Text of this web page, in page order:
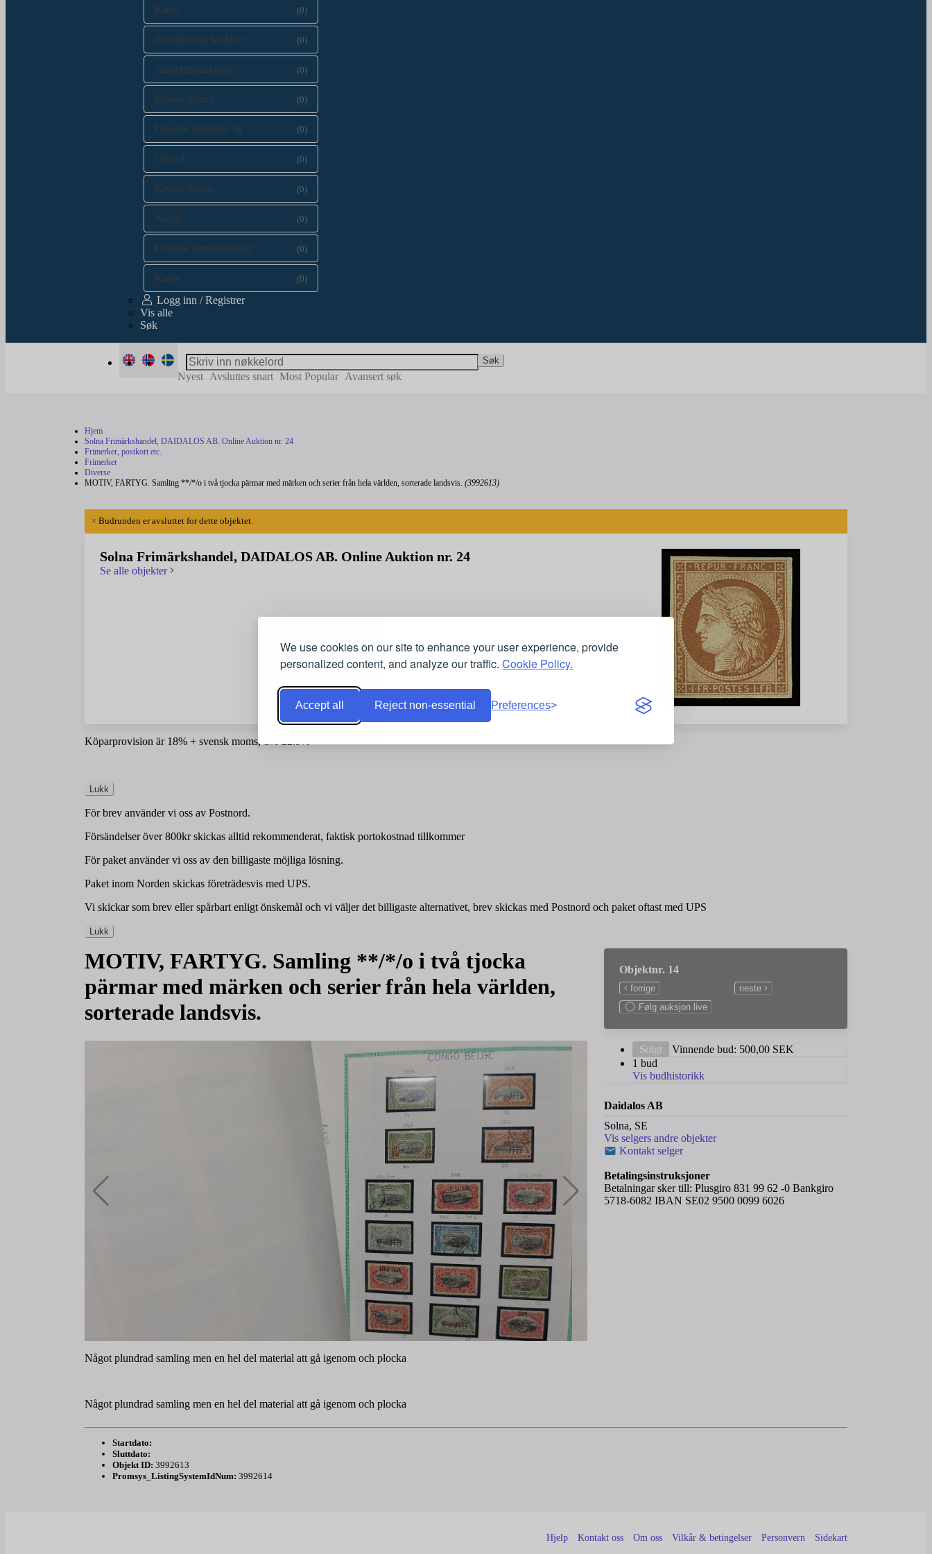
We use cookies on our site to enhance your user experience, provide
personalized content, and analyze our traffic. Cookie Policy.
Accept all Reject non-essential Preferences
Kunst (0)
Smykker og klokker (0)
Jubileumsauksjon (0)
Kasser utland (0)
Diverse rekvisita og kataloger (0)
Utland (0)
Kasser Norge (0)
Norge (0)
Diverse samleobjekter (0)
Kasse (0)
Logg inn / Registrer
Vis alle
Søk
Søk
Nyest Avsluttes snart Most Popular Avansert søk
Hjem
Solna Frimärkshandel, DAIDALOS AB. Online Auktion nr. 24
Frimerker, postkort etc.
Frimerker
Diverse
MOTIV, FARTYG. Samling **/*/o i två tjocka pärmar med märken och serier från hela världen, sorterade landsvis. (3992613)
× Budrunden er avsluttet for dette objektet.
Solna Frimärkshandel, DAIDALOS AB. Online Auktion nr. 24
Se alle objekter
Köparprovision är 18% + svensk moms, dvs 22.5%
Lukk
För brev använder vi oss av Postnord.
Försändelser över 800kr skickas alltid rekommenderat, faktisk portokostnad tillkommer
För paket använder vi oss av den billigaste möjliga lösning.
Paket inom Norden skickas företrädesvis med UPS.
Vi skickar som brev eller spårbart enligt önskemål och vi väljer det billigaste alternativet, brev skickas med Postnord och paket oftast med UPS
Lukk
MOTIV, FARTYG. Samling **/*/o i två tjocka
pärmar med märken och serier från hela världen,
sorterade landsvis.
Något plundrad samling men en hel del material att gå igenom och plocka
Objektnr. 14
forrige
neste
Følg auksjon live
Solgt Vinnende bud: 500,00 SEK
1 bud
Vis budhistorikk
Daidalos AB
Solna, SE
Vis selgers andre objekter
Kontakt selger
Betalingsinstruksjoner
Betalningar sker till: Plusgiro 831 99 62 -0 Bankgiro
5718-6082 IBAN SE02 9500 0099 6026
Något plundrad samling men en hel del material att gå igenom och plocka
Startdato:
Sluttdato:
Objekt ID: 3992613
Promsys_ListingSystemIdNum: 3992614
Hjelp Kontakt oss Om oss Vilkår & betingelser Personvern Sidekart